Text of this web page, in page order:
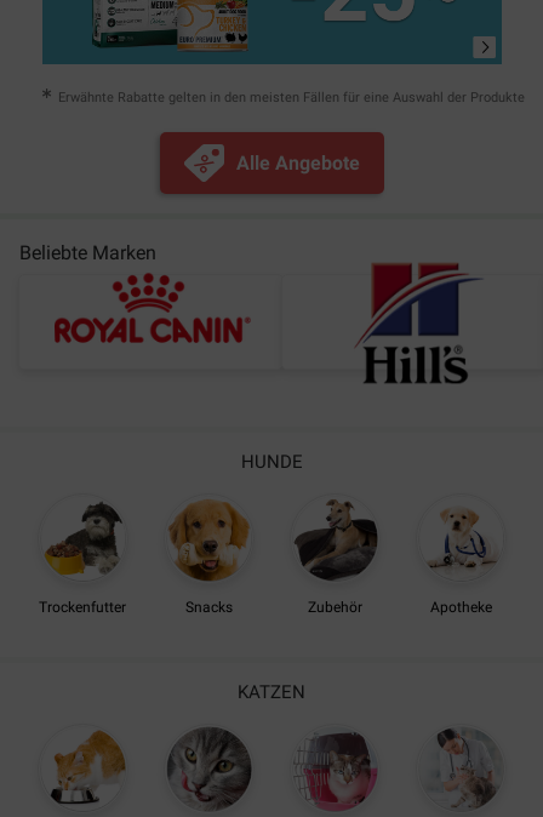
Erwähnte Rabatte gelten in den meisten Fällen für eine Auswahl der Produkte
Alle Angebote
Beliebte Marken
HUNDE
Trockenfutter Snacks Zubehör Apotheke
KATZEN